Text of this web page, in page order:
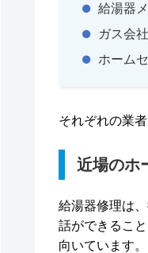
給湯器
ガス会社
ホーム
それぞれの業
近場のホ
給湯器修理は
話ができるこ
向いています。